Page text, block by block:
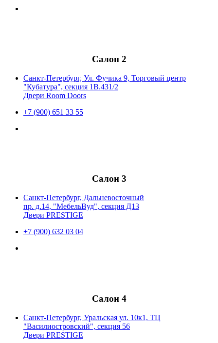
Салон 2
Санкт-Петербург, Ул. Фучика 9, Торговый центр
"Кубатура", секция 1В.431/2
Двери Room Doors
+7 (900) 651 33 55
Салон 3
Санкт-Петербург, Дальневосточный
пр. д.14, "МебельВуд", секция Д13
Двери PRESTIGE
+7 (900) 632 03 04
Салон 4
Санкт-Петербург, Уральская ул. 10к1, ТЦ
"Василиостровский", секция 56
Двери PRESTIGE